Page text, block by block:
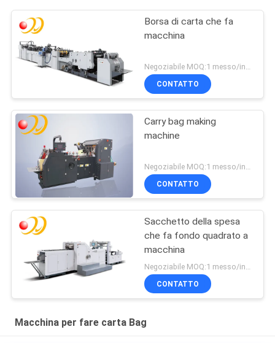
Borsa di carta che fa
macchina
Negoziabile MOQ:1 messo/insiemi
CONTATTO
Carry bag making
machine
CONTATTO
Sacchetto della spesa
che fa fondo quadrato a
macchina
CONTATTO
Macchina per fare carta Bag